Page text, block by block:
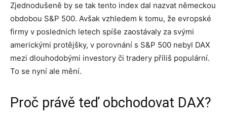
Zjednodušeně by se tak tento index dal nazvat německou
obdobou S&P 500. Avšak vzhledem k tomu, že evropské
firmy v posledních letech spíše zaostávaly za svými
americkými protějšky, v porovnání s S&P 500 nebyl DAX
mezi dlouhodobými investory či tradery příliš populární.
To se nyní ale mění.
Proč právě teď obchodovat DAX?